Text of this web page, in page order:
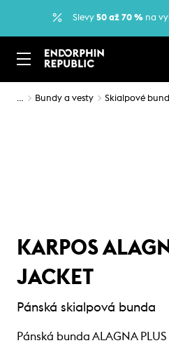
Slevy 50 až 70 % na
… Bundy a vesty Skialpové
KARPOS
JACKET
Pánská skialpová bunda
Pánská bunda ALAGNA